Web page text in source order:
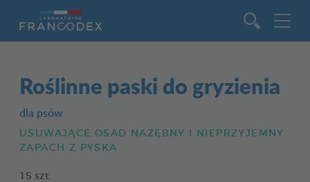
Roślinne paski do gryzienia
dla psów
USUWAJĄCE OSAD NAZĘBNY I NIEPRZYJEMNY
ZAPACH Z PYSKA
15 szt.